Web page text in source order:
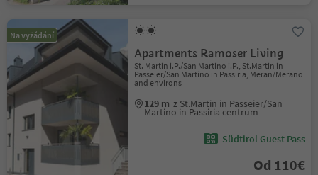
Na vyžádání
Apartments Ramoser Living
St. Martin i.P./San Martino i.P., St.Martin in
Passeier/San Martino in Passiria, Meran/Merano
and environs
129 m z St.Martin in Passeier/San
Martino in Passiria centrum
Südtirol Guest Pass
Od 110€